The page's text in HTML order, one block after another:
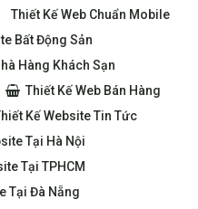
Thiết Kế Web Chuẩn Mobile
Bất Động Sản
Hàng Khách Sạn
Thiết Kế Web Bán Hàng
Kế Website Tin Tức
Tại Hà Nội
Tại TPHCM
Tại Đà Nẵng